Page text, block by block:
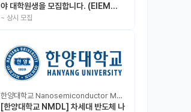
야 대학원생을 모집합니다. (EIEM
Lab)
~ 상시 모집
한양대학교 Nanosemiconductor Materials & Display Laboratory
[한양대학교 NMDL] 차세대 반도체 나